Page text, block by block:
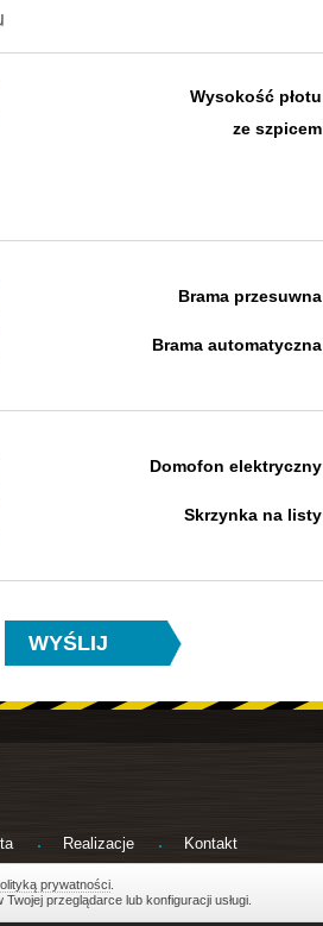
Wysokość płotu
ze szpicem
Brama przesuwna
Brama automatyczna
Domofon elektryczny
Skrzynka na listy
Realizacje Kontakt
prywatności
przeglądarce lub konfiguracji usługi.